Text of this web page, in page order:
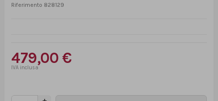
Riferimento 828129
479,00 €